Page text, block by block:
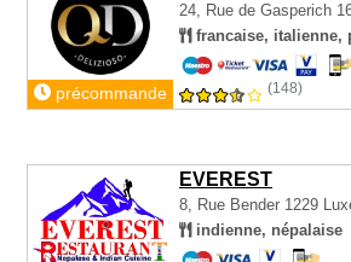
24, Rue de Gasperich
francaise, italienne,
précommande (148)
EVEREST
8, Rue Bender 1229
indienne, népalaise